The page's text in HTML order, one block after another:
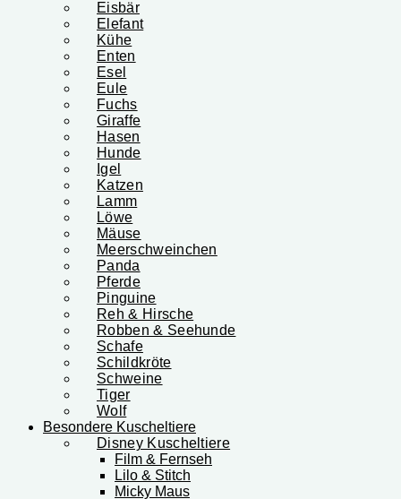
Eisbär
Elefant
Kühe
Enten
Esel
Eule
Fuchs
Giraffe
Hasen
Hunde
Igel
Katzen
Lamm
Löwe
Mäuse
Meerschweinchen
Panda
Pferde
Pinguine
Reh & Hirsche
Robben & Seehunde
Schafe
Schildkröte
Schweine
Tiger
Wolf
Besondere Kuscheltiere
Disney Kuscheltiere
Film & Fernseh
Lilo & Stitch
Micky Maus